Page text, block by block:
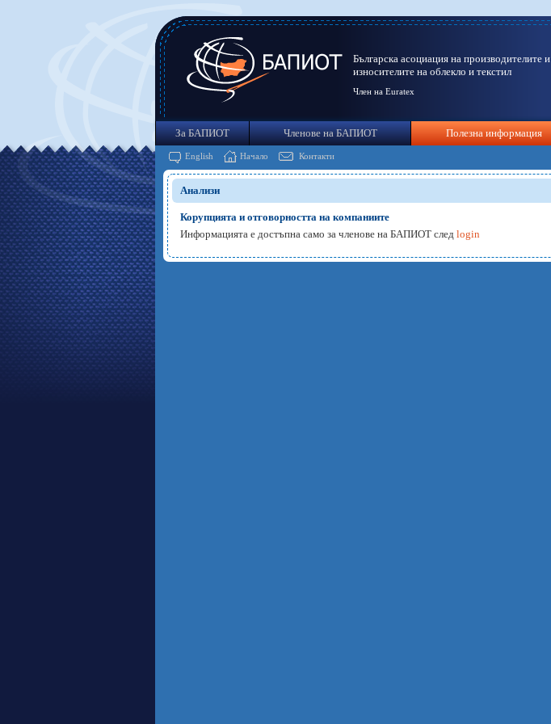
Българска асоциация на производителите и
износителите на облекло и текстил
Член на Euratex
За БАПИОТ Членове на БАПИОТ Полезна информация
English Начало Контакти
Анализи
Корупцията и отговорността на компаниите
Информацията е достъпна само за членове на БАПИОТ след login